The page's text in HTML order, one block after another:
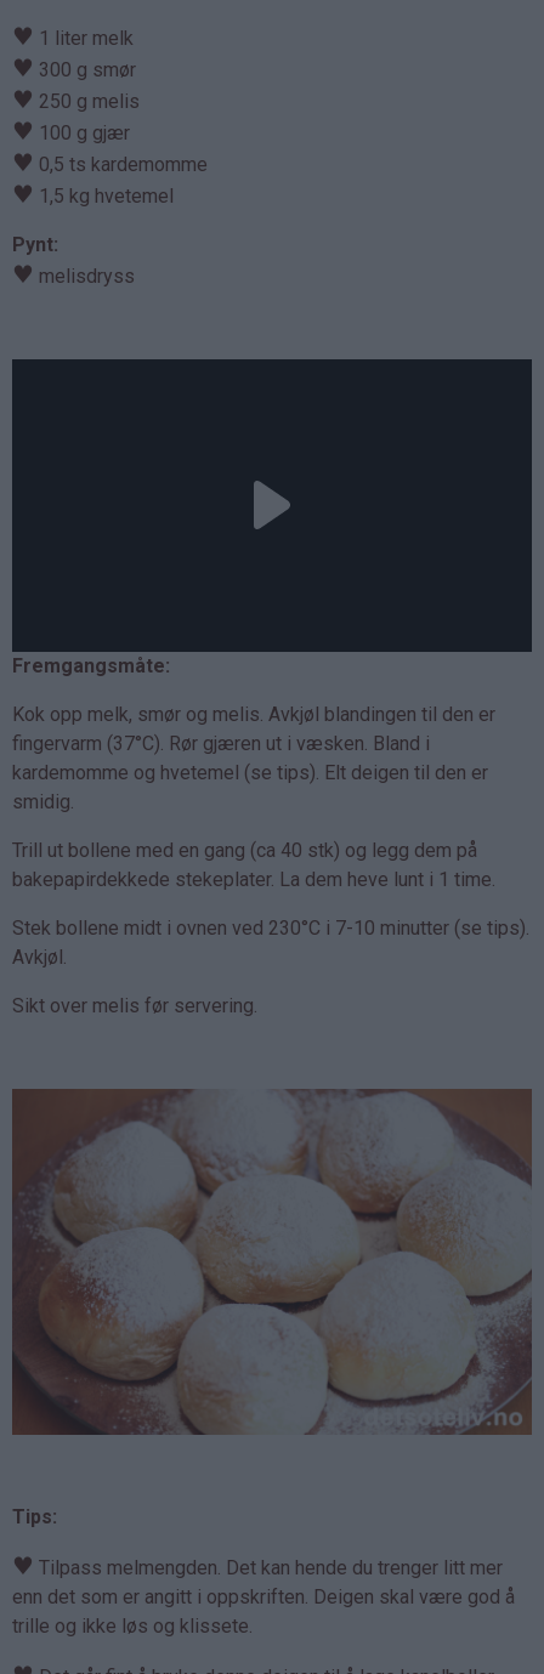
♥ 1 liter melk
♥ 300 g smør
♥ 250 g melis
♥ 100 g gjær
♥ 0,5 ts kardemomme
♥ 1,5 kg hvetemel
Pynt:
♥ melisdryss
Fremgangsmåte:
Kok opp melk, smør og melis. Avkjøl blandingen til den er
fingervarm (37°C). Rør gjæren ut i væsken. Bland i
kardemomme og hvetemel (se tips). Elt deigen til den er
smidig.
Trill ut bollene med en gang (ca 40 stk) og legg dem på
bakepapirdekkede stekeplater. La dem heve lunt i 1 time.
Stek bollene midt i ovnen ved 230°C i 7-10 minutter (se tips).
Avkjøl.
Sikt over melis før servering.
Tips:
♥ Tilpass melmengden. Det kan hende du trenger litt mer
enn det som er angitt i oppskriften. Deigen skal være god å
trille og ikke løs og klissete.